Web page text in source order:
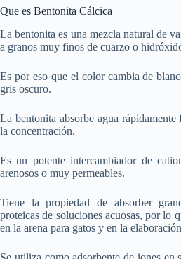
Que es Bentonita Cálcica
La bentonita es una mezcla natural de
a granos muy finos de cuarzo o
Es por eso que el color cambia de
gris oscuro.
La bentonita absorbe agua rápidamente
la concentración.
Es un potente intercambiador de
arenosos o muy permeables.
Tiene la propiedad de absorber
proteicas de soluciones acuosas, por lo
en la arena para gatos y en la